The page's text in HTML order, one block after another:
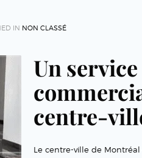
IN NON CLASSÉ
Un
centre-
Le centre-ville de